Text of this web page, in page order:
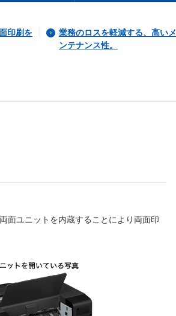
印刷を
業務のロスを軽減する、高いメ
ンテナンス性。
面ユニットを内蔵することにより両面印